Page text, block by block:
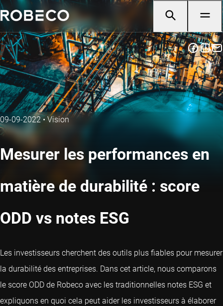
09-09-2022• Vision
Mesurer les performances en
matière de durabilité : score
ODD vs notes ESG
Les investisseurs cherchent des outils plus fiables pour mesurer
la durabilité des entreprises. Dans cet article, nous comparons
le score ODD de Robeco avec les traditionnelles notes ESG et
expliquons en quoi cela peut aider les investisseurs à élaborer